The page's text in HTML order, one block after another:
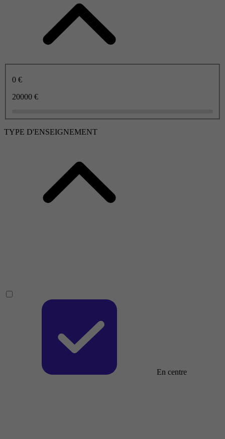
0 €
20000 €
TYPE D'ENSEIGNEMENT
En centre